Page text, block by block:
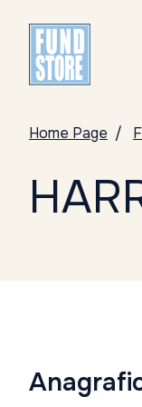
Home Page